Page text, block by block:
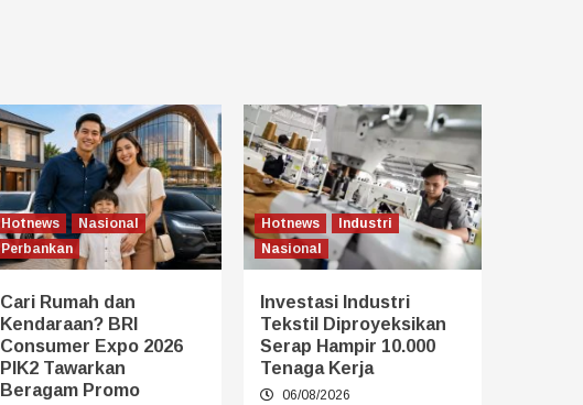
Hotnews
Nasional
Perbankan
Cari Rumah dan
Kendaraan? BRI
Consumer Expo 2026
PIK2 Tawarkan
Beragam Promo
Hotnews
Industri
Nasional
Investasi Industri
Tekstil Diproyeksikan
Serap Hampir 10.000
Tenaga Kerja
06/08/2026